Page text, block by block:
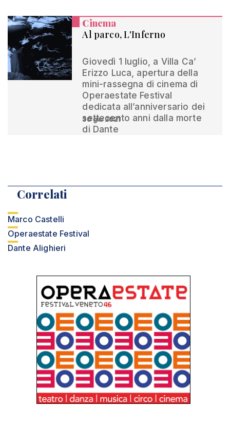
Cinema
Al parco, L'Inferno
Giovedì 1 luglio, a Villa Ca’
Erizzo Luca, apertura della
mini-rassegna di cinema di
Operaestate Festival
dedicata all’anniversario dei
settecento anni dalla morte
di Dante
30 giu 2021
Correlati
Marco Castelli
Operaestate Festival
Dante Alighieri